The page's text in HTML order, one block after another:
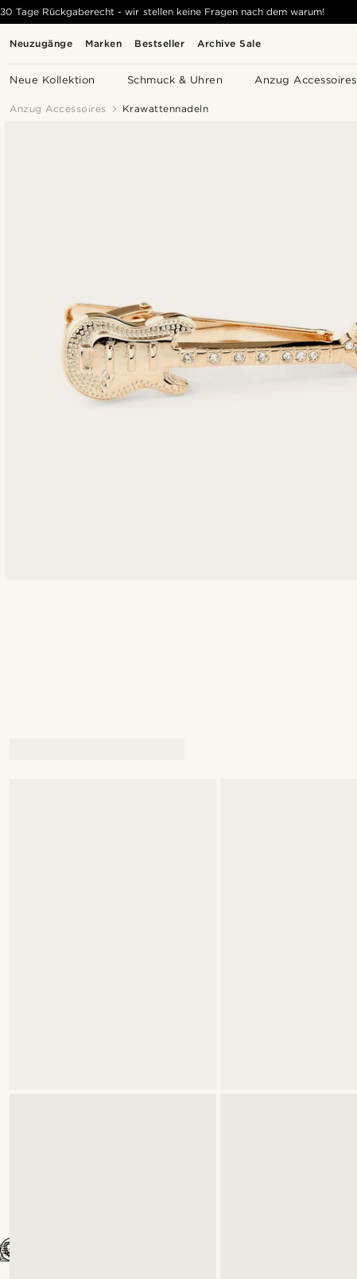
Neuzugänge Marken Bestseller Archive Sale
Neue Kollektion Schmuck & Uhren Anzug Accessoires
30 Tage Rückgaberecht - wir stellen keine Fragen nach dem warum!
Anzug Accessoires Krawattennadeln